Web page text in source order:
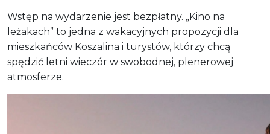
Wstęp na wydarzenie jest bezpłatny. „Kino na
leżakach” to jedna z wakacyjnych propozycji dla
mieszkańców Koszalina i turystów, którzy chcą
spędzić letni wieczór w swobodnej, plenerowej
atmosferze.